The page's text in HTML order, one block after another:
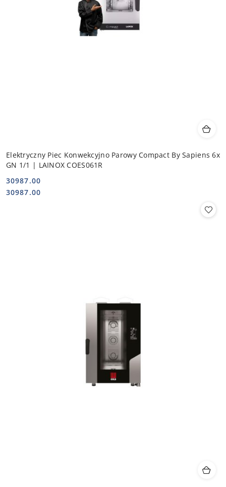
Elektryczny Piec Konwekcyjno Parowy Compact By Sapiens 6x
GN 1/1 | LAINOX COES061R
Cena:
30987.00
Cena:
30987.00